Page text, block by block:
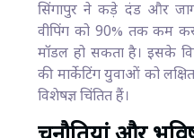
सिंगापुर ने कड़े दंड और
वीपिंग को 90% तक कम
मॉडल हो सकता है। इसके
की मार्केटिंग युवाओं को
विशेषज्ञ चिंतित हैं।